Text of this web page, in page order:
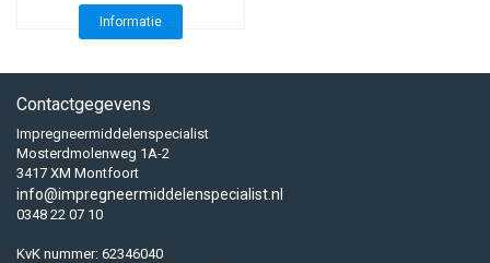
Informatie
Contactgegevens
Impregneermiddelenspecialist
Mosterdmolenweg 1A-2
3417 XM Montfoort
info@impregneermiddelenspecialist.nl
0348 22 07 10
KvK nummer: 62346040